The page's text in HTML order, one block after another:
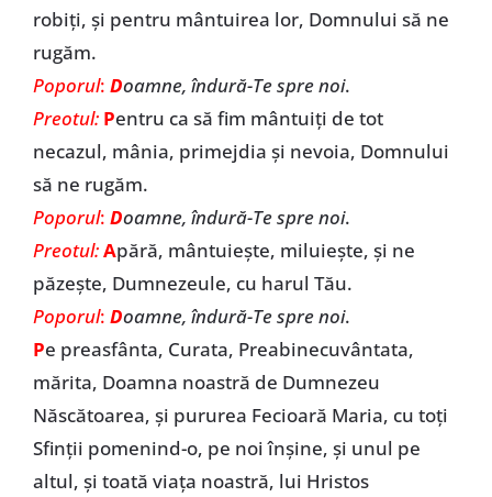
robiți, și pentru mântuirea lor, Domnului să ne
rugăm.
Poporul: Doamne, îndură-Te spre noi.
Preotul: Pentru ca să fim mântuiți de tot
necazul, mânia, primejdia și nevoia, Domnului
să ne rugăm.
Poporul: Doamne, îndură-Te spre noi.
Preotul:Apără, mântuiește, miluiește, și ne
păzește, Dumnezeule, cu harul Tău.
Poporul: Doamne, îndură-Te spre noi.
Pe preasfânta, Curata, Preabinecuvântata,
mărita, Doamna noastră de Dumnezeu
Născătoarea, și pururea Fecioară Maria, cu toți
Sfinții pomenind-o, pe noi înșine, și unul pe
altul, și toată viața noastră, lui Hristos